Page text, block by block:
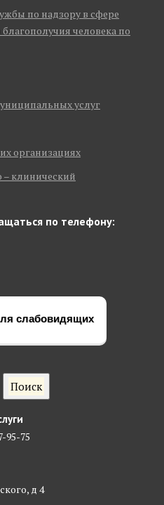
по надзору в сфере
человека по
услуг
организациях
– клинический
по телефону:
слабовидящих
Поиск
95-75
д 4